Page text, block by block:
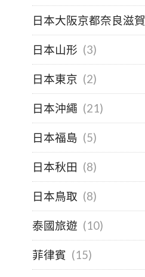
日本大阪京都奈良滋賀
日本山形 (3)
日本東京 (2)
日本沖繩 (21)
日本福島 (5)
日本秋田 (8)
日本鳥取 (8)
泰國旅遊 (10)
菲律賓 (15)